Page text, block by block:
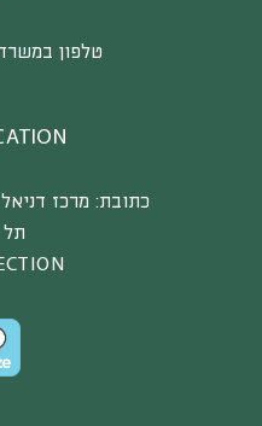
טלפון
כתובת: מרכז
תל